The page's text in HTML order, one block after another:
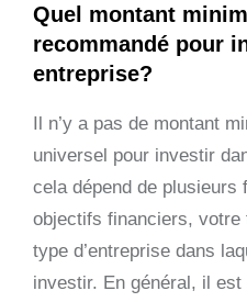
Quel montant
recommandé pour
entreprise?
Il n’y a pas de montant
universel pour investir
cela dépend de plusieurs
objectifs financiers, votre
type d’entreprise dans
investir. En général, il